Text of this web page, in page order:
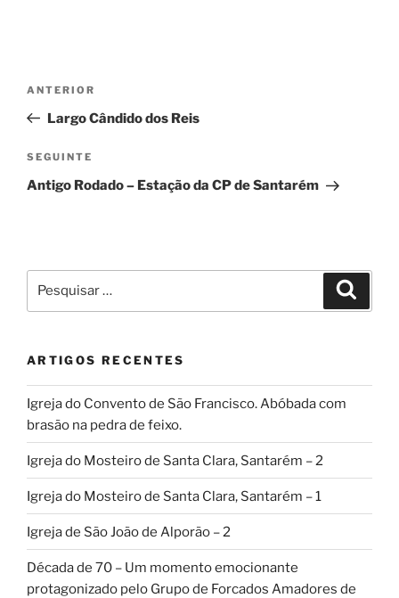
artigos
Conteúdo
anterior
ANTERIOR
Largo Cândido dos Reis
Conteúdo
seguinte
SEGUINTE
Antigo Rodado – Estação da CP de Santarém
por:
ARTIGOS RECENTES
Igreja do Convento de São Francisco. Abóbada com
brasão na pedra de feixo.
Igreja do Mosteiro de Santa Clara, Santarém – 2
Igreja do Mosteiro de Santa Clara, Santarém – 1
Igreja de São João de Alporão – 2
Década de 70 – Um momento emocionante
protagonizado pelo Grupo de Forcados Amadores de